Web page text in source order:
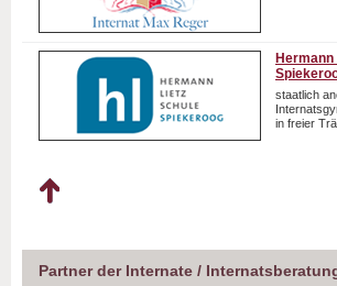
staatlich
in freier
Partner der Internate /